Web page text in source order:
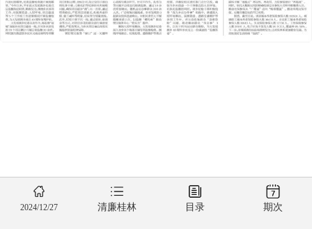
2024/12/27 清廉桂林 目录 期次